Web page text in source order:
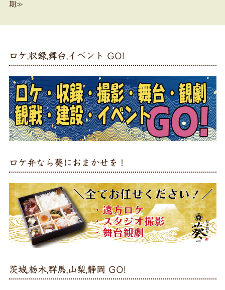
期≫
ロケ,収録,舞台,イベント GO!
ロケ弁なら葵におまかせを！
茨城,栃木,群馬,山梨,静岡 GO!